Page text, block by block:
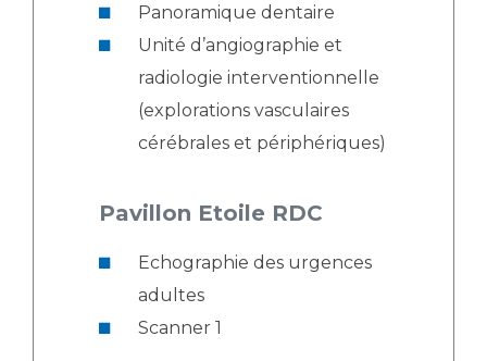
Panoramique dentaire
Unité d’angiographie et
radiologie interventionnelle
(explorations vasculaires
cérébrales et périphériques)
Pavillon Etoile RDC
Echographie des urgences
adultes
Scanner 1